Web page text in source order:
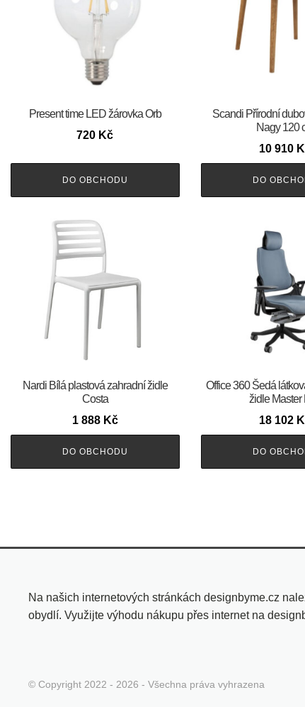
Present time LED žárovka Orb
720 Kč
DO OBCHODU
Scandi Přírodní
Nagy 120
10 910
DO
Nardi Bílá plastová zahradní židle
Costa
1 888 Kč
DO OBCHODU
Office 360 Šedá
židle Master
18 102
DO
Na našich internetových stránkách designbyme.cz
obydlí. Využijte výhodu nákupu přes internet na
© Copyright 2022 - 2026 - Všechna práva vyhrazena